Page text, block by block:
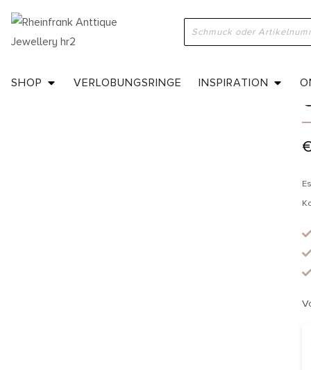
SHOP VERLOBUNGSRINGE INSPIRATION